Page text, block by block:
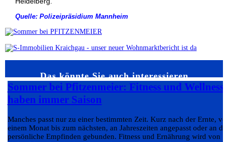
Quelle: Polizeipräsidium Mannheim
Das könnte Sie auch interessieren…
Sommer bei Pfitzenmeier: Fitness und Wellness
haben immer Saison
Manches passt nur zu einer bestimmten Zeit. Kurz nach der Ernte,
einem Monat bis zum nächsten, an Jahreszeiten angepasst oder an
persönliche Empfinden gebunden. Fitness und Ernährung wird von